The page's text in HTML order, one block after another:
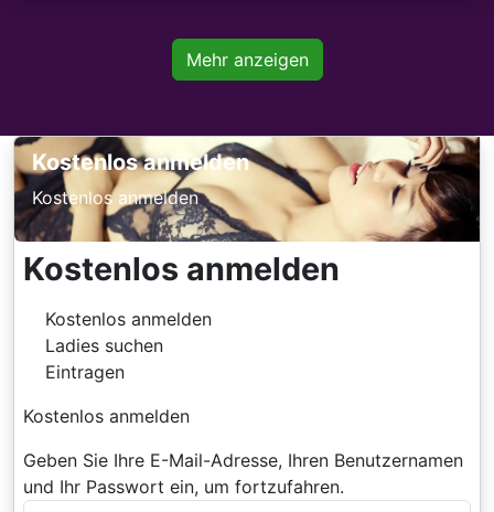
Mehr anzeigen
Kostenlos anmelden
Kostenlos anmelden
Kostenlos anmelden
Kostenlos anmelden
Ladies suchen
Eintragen
Kostenlos anmelden
Geben Sie Ihre E-Mail-Adresse, Ihren Benutzernamen
und Ihr Passwort ein, um fortzufahren.